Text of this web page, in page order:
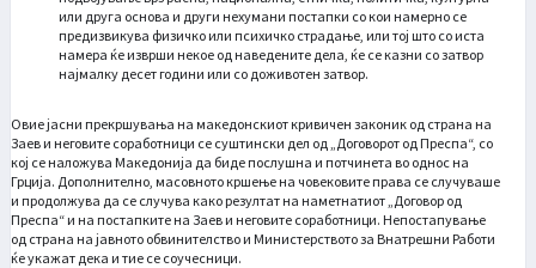
или друга основа и други нехумани постапки со кои намерно се
предизвикува физичко или психичко страдање, или тој што со иста
намера ќе изврши некое од наведените дела, ќе се казни со затвор
најмалку десет години или со доживотен затвор.
Овие јасни прекршувања на македонскиот кривичен законик од страна на
Заев и неговите соработници се суштински дел од „Договорот од Преспа“, со
кој се наложува Македонија да биде послушна и потчинета во однос на
Грција. Дополнително, масовното кршење на човековите права се случуваше
и продолжува да се случува како резултат на наметнатиот „Договор од
Преспа“ и на постапките на Заев и неговите соработници. Непостапување
од страна на јавното обвинителство и Министерството за Внатрешни Работи
ќе укажат дека и тие се соучесници.